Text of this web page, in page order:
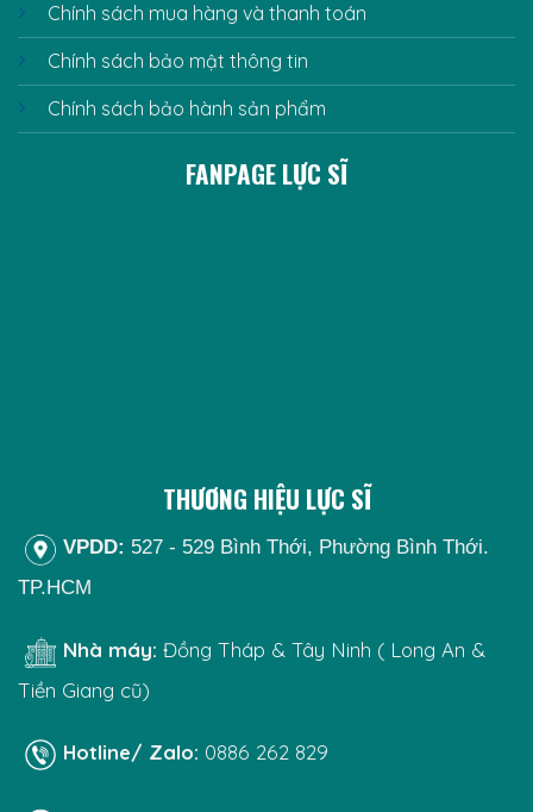
Chính sách mua hàng và thanh toán
Chính sách bảo mật thông tin
Chính sách bảo hành sản phẩm
FANPAGE LỰC SĨ
THƯƠNG HIỆU LỰC SĨ
VPDD: 527 - 529 Bình Thới, Phường Bình Thới.
TP.HCM
Nhà máy: Đồng Tháp & Tây Ninh ( Long An &
Tiền Giang cũ)
Hotline/ Zalo: 0886 262 829